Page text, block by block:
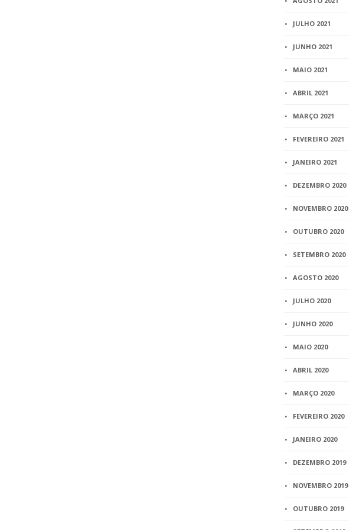
JULHO 2021
JUNHO 2021
MAIO 2021
ABRIL 2021
MARÇO 2021
FEVEREIRO 2021
JANEIRO 2021
DEZEMBRO 2020
NOVEMBRO 2020
OUTUBRO 2020
SETEMBRO 2020
AGOSTO 2020
JULHO 2020
JUNHO 2020
MAIO 2020
ABRIL 2020
MARÇO 2020
FEVEREIRO 2020
JANEIRO 2020
DEZEMBRO 2019
NOVEMBRO 2019
OUTUBRO 2019